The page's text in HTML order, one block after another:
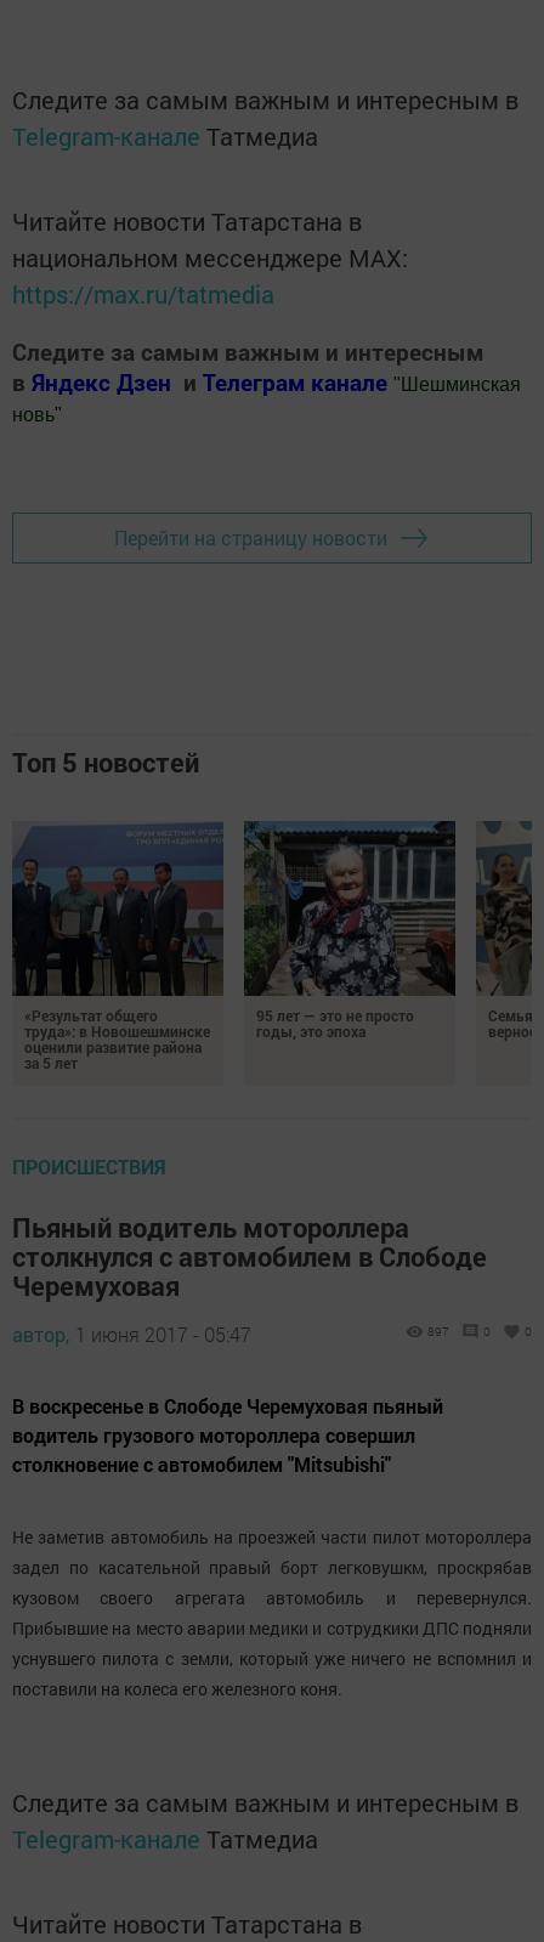
Следите за самым важным и интересным в
Telegram-канале Татмедиа
Читайте новости Татарстана в
национальном мессенджере MАХ:
https://max.ru/tatmedia
Следите за самым важным и интересным
в Яндекс Дзен и Телеграм канале " Шешминская
новь"
Перейти на страницу новости
Топ 5 новостей
«Результат общего
труда»: в Новошешминске
оценили развитие района
за 5 лет
95 лет — это не просто
годы, это эпоха
Семья
ПРОИСШЕСТВИЯ
Пьяный водитель мотороллера
столкнулся с автомобилем в Слободе
Черемуховая
автор, 1 июня 2017 - 05:47 897 0 0
В воскресенье в Слободе Черемуховая пьяный
водитель грузового мотороллера совершил
столкновение с автомобилем "Mitsubishi"
Не заметив автомобиль на проезжей части пилот мотороллера
задел по касательной правый борт легковушкм, проскрябав
кузовом своего агрегата автомобиль и перевернулся.
Прибывшие на место аварии медики и сотрудкики ДПС подняли
уснувшего пилота с земли, который уже ничего не вспомнил и
поставили на колеса его железного коня.
Следите за самым важным и интересным в
Telegram-канале Татмедиа
Читайте новости Татарстана в